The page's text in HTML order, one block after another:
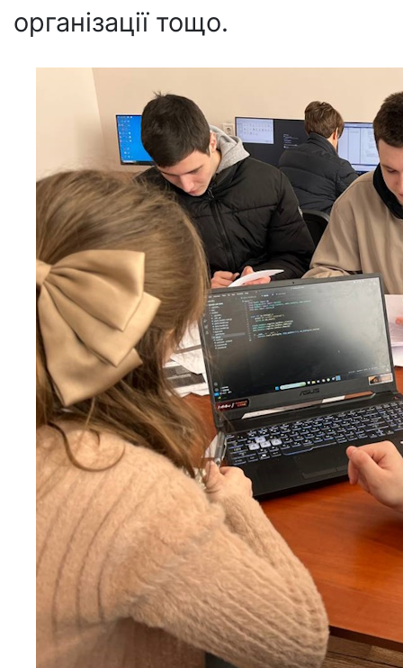
організації тощо.